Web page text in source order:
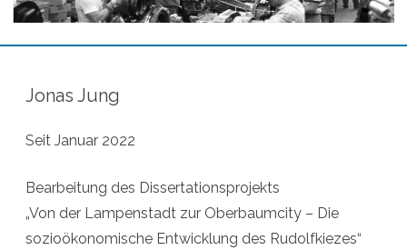
Jonas Jung
Seit Januar 2022
Bearbeitung des Dissertationsprojekts
„Von der Lampenstadt zur Oberbaumcity – Die
sozioökonomische Entwicklung des Rudolfkiezes“